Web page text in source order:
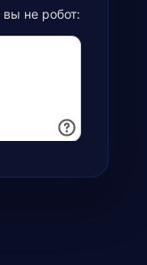
не робот: